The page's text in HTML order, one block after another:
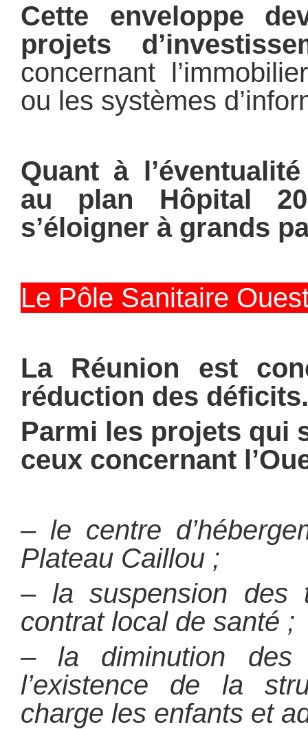
Cette enveloppe
projets
concernant
ou les systèmes
Quant à
au plan Hôpital
s’éloigner à grands
Le Pôle Sanitaire
La Réunion est
réduction des
Parmi les projets qui
ceux concernant
– le centre
Plateau Caillou ;
– la suspension des
contrat local de santé ;
– la diminution des
l’existence de la
charge les enfants et